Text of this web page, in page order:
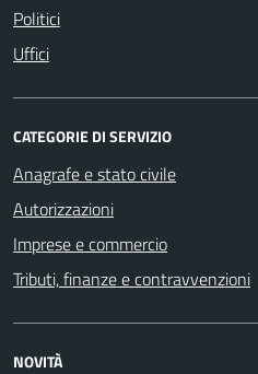
Politici
Uffici
CATEGORIE DI SERVIZIO
Anagrafe e stato civile
Autorizzazioni
Imprese e commercio
Tributi, finanze e contravvenzioni
NOVITÀ